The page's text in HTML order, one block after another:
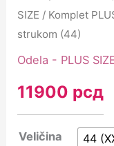
SIZE / Komplet
strukom (44)
Odela - PLUS
11900 рсд
Veličina 44